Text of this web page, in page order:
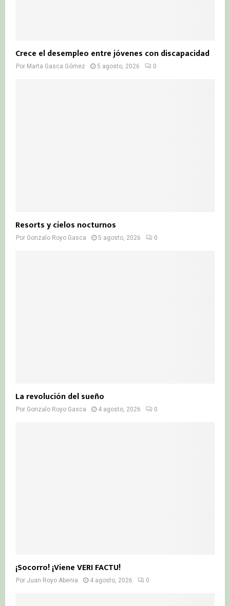
Crece el desempleo entre jóvenes con discapacidad
Por Marta Gasca Gómez 5 agosto, 2026 0
Resorts y cielos nocturnos
Por Gonzalo Royo Gasca 5 agosto, 2026 0
La revolución del sueño
Por Gonzalo Royo Gasca 4 agosto, 2026 0
¡Socorro! ¡Viene VERI FACTU!
Por Juan Royo Abenia 4 agosto, 2026 0